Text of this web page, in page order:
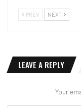
PREV NEXT
LEAVE A REPLY
Your